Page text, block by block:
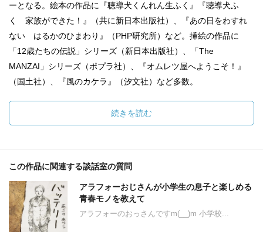
ーとなる。絵本の作品に『聴導犬くんれん生ふく』『聴導犬ふ
く 家族ができた！』（共に新日本出版社）、『あの日をわすれ
ない はるかのひまわり』（PHP研究所）など。挿絵の作品に
「12歳たちの伝説」シリーズ（新日本出版社）、「The
MANZAI」シリーズ（ポプラ社）、『オムレツ屋へようこそ！』
（国土社）、『風のカケラ』（汐文社）など多数。
続きを読む
この作品に関連する談話室の質問
アラフォーおじさんが小学生の息子と楽しめる
青春モノを教えて
アラフォーのおっさんですm(__)m 小学校...